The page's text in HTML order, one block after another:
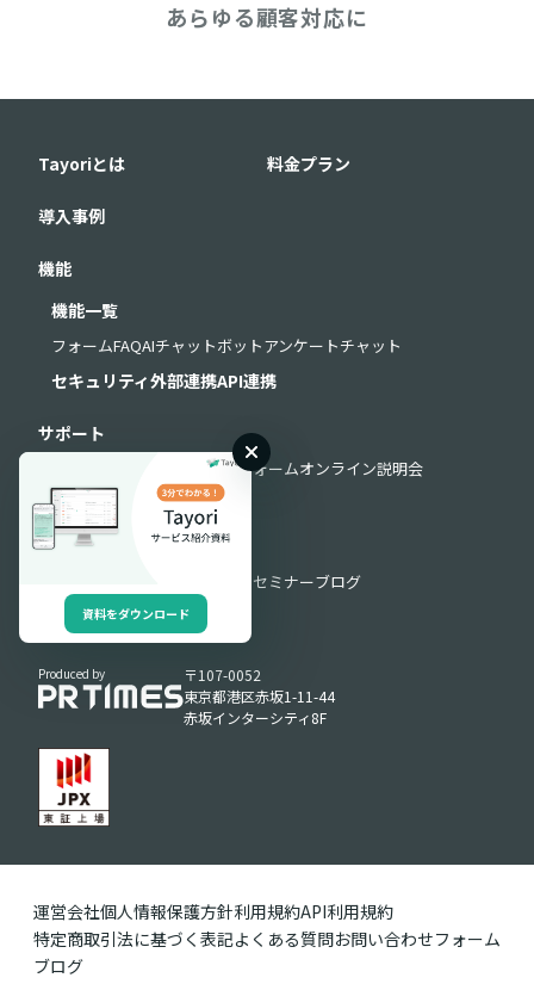
あらゆる顧客対応に
Tayoriとは 料金プラン
導入事例
機能
機能一覧
フォームFAQAIチャットボットアンケートチャット
セキュリティ外部連携API連携
サポート
お問い合わせフォームオンライン説明会
導入・運用サポート
お役立ち情報
セミナーブログ
Produced by
〒107-0052
東京都港区赤坂1-11-44
赤坂インターシティ8F
運営会社個人情報保護方針利用規約API利用規約
特定商取引法に基づく表記よくある質問お問い合わせフォーム
ブログ
資料をダウンロード